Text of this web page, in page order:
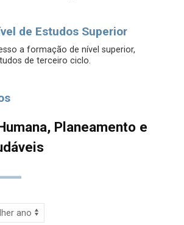
de Estudos Superior
a formação de nível superior,
de terceiro ciclo.
Planeamento e